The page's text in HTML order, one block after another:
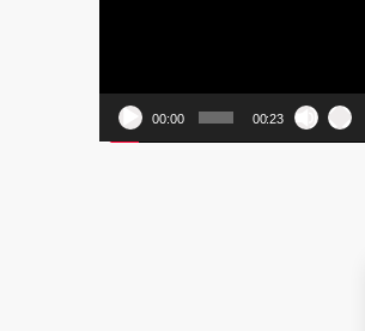
00:00 00:23